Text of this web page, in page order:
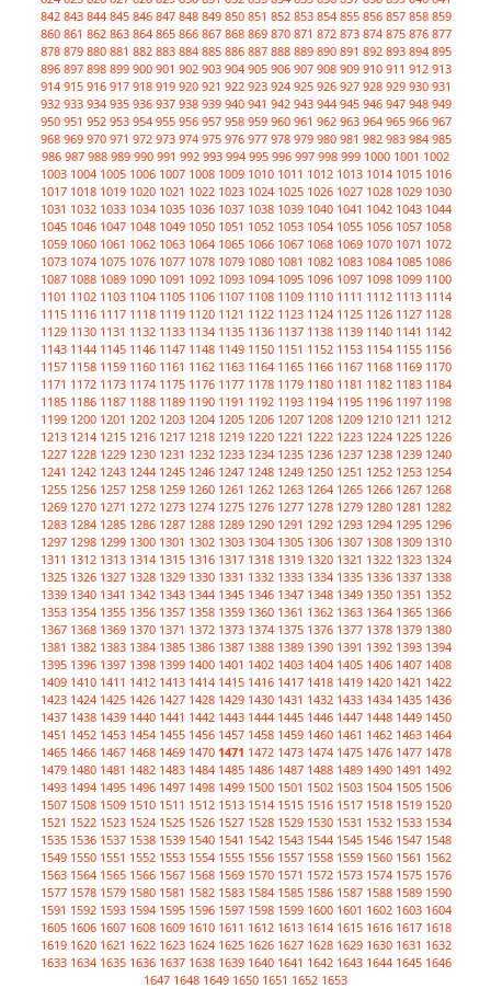
842 843 844 845 846 847 848 849 850 851 852 853 854 855 856 857 858 859
860 861 862 863 864 865 866 867 868 869 870 871 872 873 874 875 876 877
878 879 880 881 882 883 884 885 886 887 888 889 890 891 892 893 894 895
896 897 898 899 900 901 902 903 904 905 906 907 908 909 910 911 912 913
914 915 916 917 918 919 920 921 922 923 924 925 926 927 928 929 930 931
932 933 934 935 936 937 938 939 940 941 942 943 944 945 946 947 948 949
950 951 952 953 954 955 956 957 958 959 960 961 962 963 964 965 966 967
968 969 970 971 972 973 974 975 976 977 978 979 980 981 982 983 984 985
986 987 988 989 990 991 992 993 994 995 996 997 998 999 1000 1001 1002
1003 1004 1005 1006 1007 1008 1009 1010 1011 1012 1013 1014 1015 1016
1017 1018 1019 1020 1021 1022 1023 1024 1025 1026 1027 1028 1029 1030
1031 1032 1033 1034 1035 1036 1037 1038 1039 1040 1041 1042 1043 1044
1045 1046 1047 1048 1049 1050 1051 1052 1053 1054 1055 1056 1057 1058
1059 1060 1061 1062 1063 1064 1065 1066 1067 1068 1069 1070 1071 1072
1073 1074 1075 1076 1077 1078 1079 1080 1081 1082 1083 1084 1085 1086
1087 1088 1089 1090 1091 1092 1093 1094 1095 1096 1097 1098 1099 1100
1101 1102 1103 1104 1105 1106 1107 1108 1109 1110 1111 1112 1113 1114
1115 1116 1117 1118 1119 1120 1121 1122 1123 1124 1125 1126 1127 1128
1129 1130 1131 1132 1133 1134 1135 1136 1137 1138 1139 1140 1141 1142
1143 1144 1145 1146 1147 1148 1149 1150 1151 1152 1153 1154 1155 1156
1157 1158 1159 1160 1161 1162 1163 1164 1165 1166 1167 1168 1169 1170
1171 1172 1173 1174 1175 1176 1177 1178 1179 1180 1181 1182 1183 1184
1185 1186 1187 1188 1189 1190 1191 1192 1193 1194 1195 1196 1197 1198
1199 1200 1201 1202 1203 1204 1205 1206 1207 1208 1209 1210 1211 1212
1213 1214 1215 1216 1217 1218 1219 1220 1221 1222 1223 1224 1225 1226
1227 1228 1229 1230 1231 1232 1233 1234 1235 1236 1237 1238 1239 1240
1241 1242 1243 1244 1245 1246 1247 1248 1249 1250 1251 1252 1253 1254
1255 1256 1257 1258 1259 1260 1261 1262 1263 1264 1265 1266 1267 1268
1269 1270 1271 1272 1273 1274 1275 1276 1277 1278 1279 1280 1281 1282
1283 1284 1285 1286 1287 1288 1289 1290 1291 1292 1293 1294 1295 1296
1297 1298 1299 1300 1301 1302 1303 1304 1305 1306 1307 1308 1309 1310
1311 1312 1313 1314 1315 1316 1317 1318 1319 1320 1321 1322 1323 1324
1325 1326 1327 1328 1329 1330 1331 1332 1333 1334 1335 1336 1337 1338
1339 1340 1341 1342 1343 1344 1345 1346 1347 1348 1349 1350 1351 1352
1353 1354 1355 1356 1357 1358 1359 1360 1361 1362 1363 1364 1365 1366
1367 1368 1369 1370 1371 1372 1373 1374 1375 1376 1377 1378 1379 1380
1381 1382 1383 1384 1385 1386 1387 1388 1389 1390 1391 1392 1393 1394
1395 1396 1397 1398 1399 1400 1401 1402 1403 1404 1405 1406 1407 1408
1409 1410 1411 1412 1413 1414 1415 1416 1417 1418 1419 1420 1421 1422
1423 1424 1425 1426 1427 1428 1429 1430 1431 1432 1433 1434 1435 1436
1437 1438 1439 1440 1441 1442 1443 1444 1445 1446 1447 1448 1449 1450
1451 1452 1453 1454 1455 1456 1457 1458 1459 1460 1461 1462 1463 1464
1465 1466 1467 1468 1469 1470 1471 1472 1473 1474 1475 1476 1477 1478
1479 1480 1481 1482 1483 1484 1485 1486 1487 1488 1489 1490 1491 1492
1493 1494 1495 1496 1497 1498 1499 1500 1501 1502 1503 1504 1505 1506
1507 1508 1509 1510 1511 1512 1513 1514 1515 1516 1517 1518 1519 1520
1521 1522 1523 1524 1525 1526 1527 1528 1529 1530 1531 1532 1533 1534
1535 1536 1537 1538 1539 1540 1541 1542 1543 1544 1545 1546 1547 1548
1549 1550 1551 1552 1553 1554 1555 1556 1557 1558 1559 1560 1561 1562
1563 1564 1565 1566 1567 1568 1569 1570 1571 1572 1573 1574 1575 1576
1577 1578 1579 1580 1581 1582 1583 1584 1585 1586 1587 1588 1589 1590
1591 1592 1593 1594 1595 1596 1597 1598 1599 1600 1601 1602 1603 1604
1605 1606 1607 1608 1609 1610 1611 1612 1613 1614 1615 1616 1617 1618
1619 1620 1621 1622 1623 1624 1625 1626 1627 1628 1629 1630 1631 1632
1633 1634 1635 1636 1637 1638 1639 1640 1641 1642 1643 1644 1645 1646
1647 1648 1649 1650 1651 1652 1653